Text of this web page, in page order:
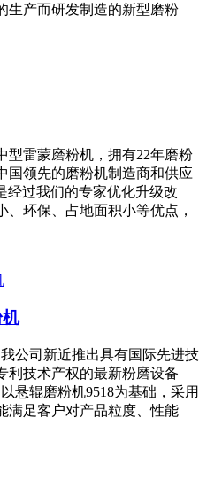
生产而研发制造的新型磨粉
型雷蒙磨粉机，拥有22年磨粉
国领先的磨粉机制造商和供应
经过我们的专家优化升级改
、环保、占地面积小等优点，
公司新近推出具有国际先进技
利技术产权的最新粉磨设备—
悬辊磨粉机9518为基础，采用
满足客户对产品粒度、性能